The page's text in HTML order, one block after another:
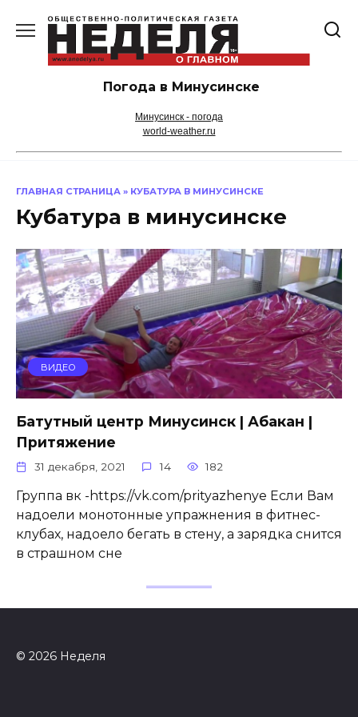
содержанию
Погода в Минусинске
Минусинск - погода
world-weather.ru
ГЛАВНАЯ СТРАНИЦА » КУБАТУРА В МИНУСИНСКЕ
Кубатура в минусинске
ВИДЕО
Батутный центр Минусинск | Абакан |
Притяжение
31 декабря, 2021 14 182
Группа вк -https://vk.com/prityazhenye Если Вам
надоели монотонные упражнения в фитнес-
клубах, надоело бегать в стену, а зарядка снится
в страшном сне
© 2026 Неделя